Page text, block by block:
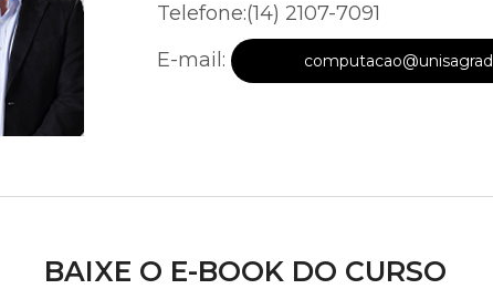
Telefone:(14) 2107-7091
E-mail:
BAIXE O E-BOOK DO CURSO